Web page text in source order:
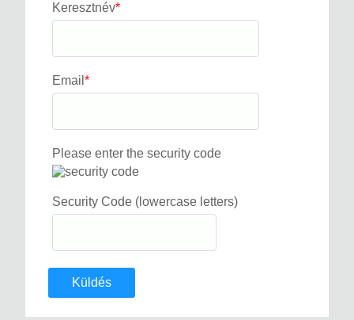
Keresztnév*
Email *
Please enter the security code
Security Code (lowercase letters)
Küldés